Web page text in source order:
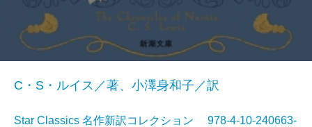
C・S・ルイス／著、小澤身和子／訳
Star Classics 名作新訳コレクション 978-4-10-240663-